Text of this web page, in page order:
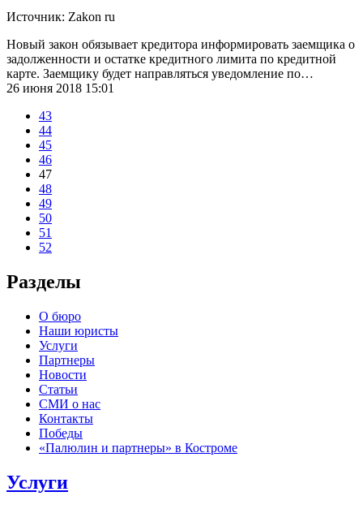
Источник: Zakon ru
Новый закон обязывает кредитора информировать заемщика о
задолженности и остатке кредитного лимита по кредитной
карте. Заемщику будет направляться уведомление по…
26 июня 2018 15:01
43
44
45
46
47
48
49
50
51
52
Разделы
О бюро
Наши юристы
Услуги
Партнеры
Новости
Статьи
СМИ о нас
Контакты
Победы
«Палюлин и партнеры» в Костроме
Услуги